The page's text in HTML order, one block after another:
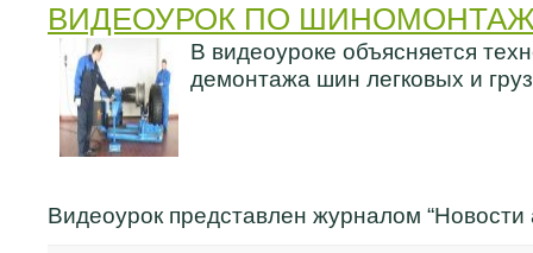
ВИДЕОУРОК ПО
В видеоуроке объясняется
демонтажа шин легковых и
Видеоурок представлен журналом “Новости